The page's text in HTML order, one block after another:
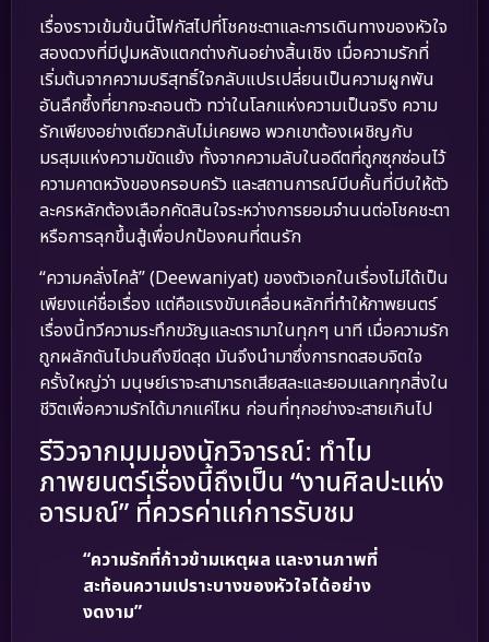
เรื่องราวเข้มข้นนี้โฟกัสไปที่โชคชะตาและการเดินทางของหัวใจ
สองดวงที่มีปูมหลังแตกต่างกันอย่างสิ้นเชิง เมื่อความรักที่
เริ่มต้นจากความบริสุทธิ์ใจกลับแปรเปลี่ยนเป็นความผูกพัน
อันลึกซึ้งที่ยากจะถอนตัว ทว่าในโลกแห่งความเป็นจริง ความ
รักเพียงอย่างเดียวกลับไม่เคยพอ พวกเขาต้องเผชิญกับ
มรสุมแห่งความขัดแย้ง ทั้งจากความลับในอดีตที่ถูกซุกซ่อนไว้
ความคาดหวังของครอบครัว และสถานการณ์บีบคั้นที่บีบให้ตัว
ละครหลักต้องเลือกคัดสินใจระหว่างการยอมจำนนต่อโชคชะตา
หรือการลุกขึ้นสู้เพื่อปกป้องคนที่ตนรัก
“ความคลั่งไคล้” (Deewaniyat) ของตัวเอกในเรื่องไม่ได้เป็น
เพียงแค่ชื่อเรื่อง แต่คือแรงขับเคลื่อนหลักที่ทำให้ภาพยนตร์
เรื่องนี้ทวีความระทึกขวัญและดรามาในทุกๆ นาที เมื่อความรัก
ถูกผลักดันไปจนถึงขีดสุด มันจึงนำมาซึ่งการทดสอบจิตใจ
ครั้งใหญ่ว่า มนุษย์เราจะสามารถเสียสละและยอมแลกทุกสิ่งใน
ชีวิตเพื่อความรักได้มากแค่ไหน ก่อนที่ทุกอย่างจะสายเกินไป
รีวิวจากมุมมองนักวิจารณ์: ทำไม
ภาพยนตร์เรื่องนี้ถึงเป็น “งานศิลปะแห่ง
อารมณ์” ที่ควรค่าแก่การรับชม
“ความรักที่ก้าวข้ามเหตุผล และงานภาพที่
สะท้อนความเปราะบางของหัวใจได้อย่าง
งดงาม”